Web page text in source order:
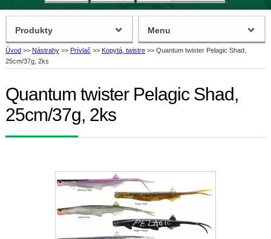
Úvod >> Nástrahy >> Prívlač >> Kopytá, twistre >> Quantum twister Pelagic Shad,
25cm/37g, 2ks
Quantum twister Pelagic Shad,
25cm/37g, 2ks
Produkty Menu